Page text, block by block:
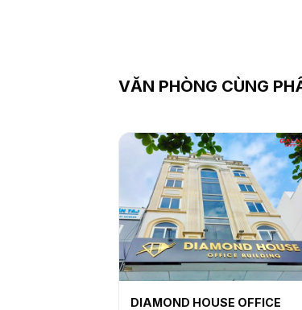
VĂN PHÒNG CÙNG
DIAMOND HOUSE OFFICE